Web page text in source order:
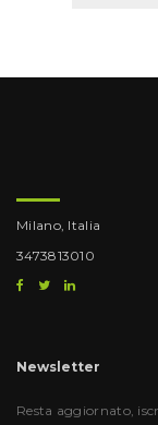
Milano, Italia
3473813010
Newsletter
Resta aggiornato,